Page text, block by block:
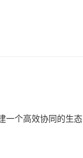
一个高效协同的生态